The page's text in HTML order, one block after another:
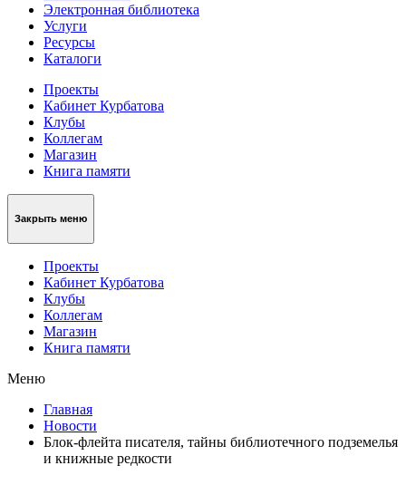
Электронная библиотека
Услуги
Ресурсы
Каталоги
Проекты
Кабинет Курбатова
Клубы
Коллегам
Магазин
Книга памяти
Закрыть меню
Проекты
Кабинет Курбатова
Клубы
Коллегам
Магазин
Книга памяти
Меню
Главная
Новости
Блок-флейта писателя, тайны библиотечного подземелья
и книжные редкости